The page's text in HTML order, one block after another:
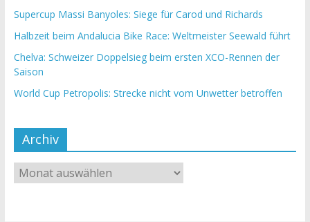
Supercup Massi Banyoles: Siege für Carod und Richards
Halbzeit beim Andalucia Bike Race: Weltmeister Seewald führt
Chelva: Schweizer Doppelsieg beim ersten XCO-Rennen der
Saison
World Cup Petropolis: Strecke nicht vom Unwetter betroffen
Archiv